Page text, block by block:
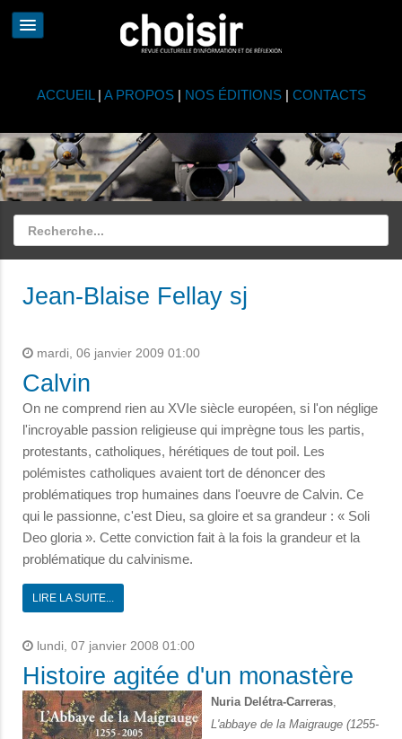
ACCUEIL | A PROPOS| NOS ÉDITIONS| CONTACTS
Jean-Blaise Fellay sj
mardi, 06 janvier 2009 01:00
Calvin
On ne comprend rien au XVIe siècle européen, si l'on néglige
l'incroyable passion religieuse qui imprègne tous les partis,
protestants, catholiques, hérétiques de tout poil. Les
polémistes catholiques avaient tort de dénoncer des
problématiques trop humaines dans l'oeuvre de Calvin. Ce
qui le passionne, c'est Dieu, sa gloire et sa grandeur : « Soli
Deo gloria ». Cette conviction fait à la fois la grandeur et la
problématique du calvinisme.
LIRE LA SUITE...
lundi, 07 janvier 2008 01:00
Histoire agitée d'un monastère
Nuria Delétra-Carreras,
L'abbaye de la Maigrauge (1255-